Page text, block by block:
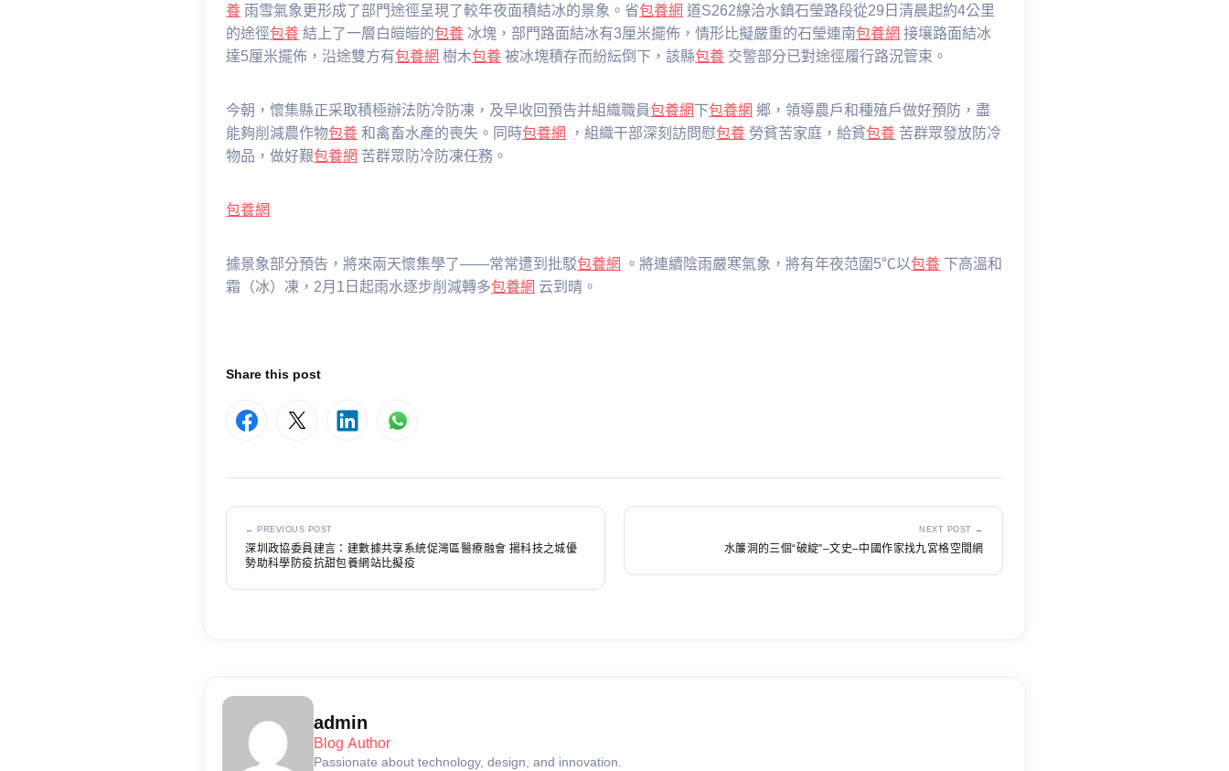
養 雨雪氣象更形成了部門途徑呈現了較年夜面積結冰的景象。省包養網 道S262線洽水鎮石瑩路段從29日清晨起約4公里
的途徑包養 結上了一層白皚皚的包養 冰塊，部門路面結冰有3厘米擺佈，情形比擬嚴重的石瑩連南包養網 接壤路面結冰
達5厘米擺佈，沿途雙方有包養網 樹木包養 被冰塊積存而紛紜倒下，該縣包養 交警部分已對途徑履行路況管束。
今朝，懷集縣正采取積極辦法防冷防凍，及早收回預告并組織職員包養網下包養網 鄉，領導農戶和種殖戶做好預防，盡
能夠削減農作物包養 和禽畜水產的喪失。同時包養網 ，組織干部深刻訪問慰包養 勞貧苦家庭，給貧包養 苦群眾發放防冷
物品，做好艱包養網 苦群眾防冷防凍任務。
包養網
據景象部分預告，將來兩天懷集學了——常常遭到批駁包養網 。將連續陰雨嚴寒氣象，將有年夜范圍5℃以包養 下高溫和
霜（冰）凍，2月1日起雨水逐步削減轉多包養網 云到晴。
Share this post
← PREVIOUS POST
深圳政協委員建言：建數據共享系統促灣區醫療融會 揚科技之城優
勢助科學防疫抗甜包養網站比擬疫
NEXT POST →
水簾洞的三個“破綻”–文史–中國作家找九宮格空間網
admin
Blog Author
Passionate about technology, design, and innovation.